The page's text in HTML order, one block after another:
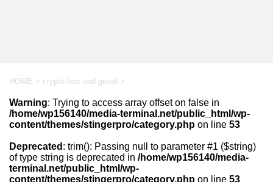
HOME > crypto fear and greed >
Warning: Trying to access array offset on false in
/home/wp156140/media-terminal.net/public_html/wp-
content/themes/stingerpro/category.php on line 53
Deprecated : trim(): Passing null to parameter #1 ($string)
of type string is deprecated in /home/wp156140/media-
terminal.net/public_html/wp-
content/themes/stingerpro/category.php on line 53